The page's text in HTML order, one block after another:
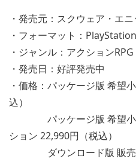
・発売元：スクウェア・エ
・フォーマット：
・ジャンル：アクションRPG
・発売日：好評発売中
・価格：パッケージ版 希望
込）
パッケージ版 希望小売
ション 22,990円（税込）
ダウンロード版 販売価